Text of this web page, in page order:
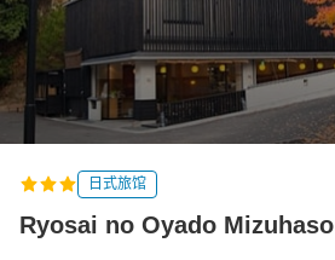
日式旅馆
Ryosai no Oyado Mizuhaso